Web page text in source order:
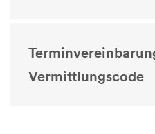
Vermittlungscode